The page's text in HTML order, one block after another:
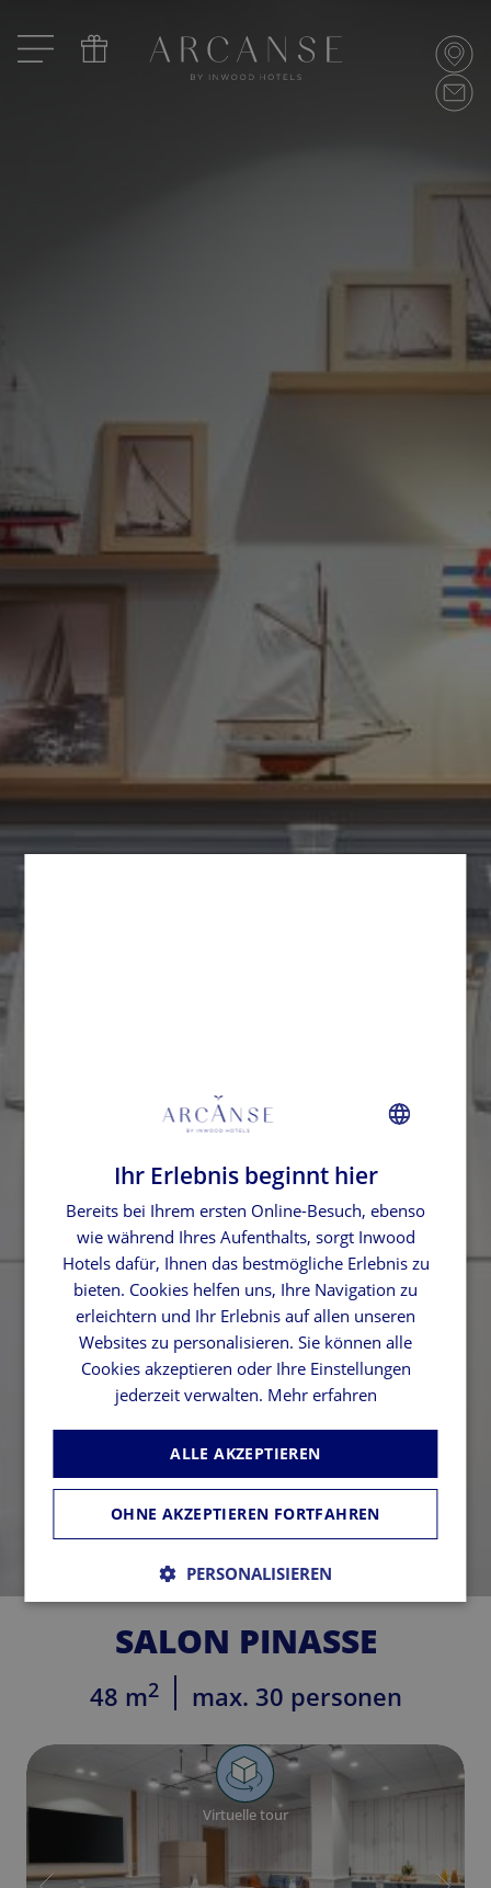
SALON PINASSE
48 m2 max. 30 personen
Virtuelle tour
FRENCH
GERMAN
SPANISH
ENGLISH
Ihr Erlebnis beginnt hier
Bereits bei Ihrem ersten Online-Besuch, ebenso
wie während Ihres Aufenthalts, sorgt Inwood
Hotels dafür, Ihnen das bestmögliche Erlebnis zu
bieten. Cookies helfen uns, Ihre Navigation zu
erleichtern und Ihr Erlebnis auf allen unseren
Websites zu personalisieren. Sie können alle
Cookies akzeptieren oder Ihre Einstellungen
jederzeit verwalten. Mehr erfahren
ALLE AKZEPTIEREN
OHNE AKZEPTIEREN FORTFAHREN
PERSONALISIEREN